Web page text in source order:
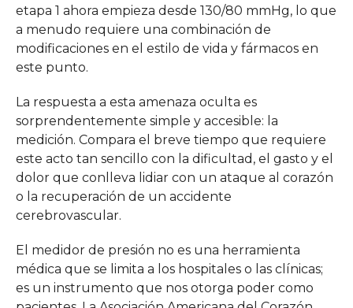
etapa 1 ahora empieza desde 130/80 mmHg, lo que
a menudo requiere una combinación de
modificaciones en el estilo de vida y fármacos en
este punto.
La respuesta a esta amenaza oculta es
sorprendentemente simple y accesible: la
medición. Compara el breve tiempo que requiere
este acto tan sencillo con la dificultad, el gasto y el
dolor que conlleva lidiar con un ataque al corazón
o la recuperación de un accidente
cerebrovascular.
El medidor de presión no es una herramienta
médica que se limita a los hospitales o las clínicas;
es un instrumento que nos otorga poder como